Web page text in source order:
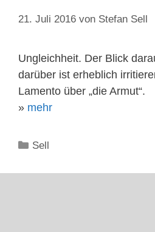
21. Juli 2016 von Stefan Sell
Ungleichheit. Der Blick
darüber ist erheblich
Lamento über „die Armut“.
» mehr
Kategorien
Sell